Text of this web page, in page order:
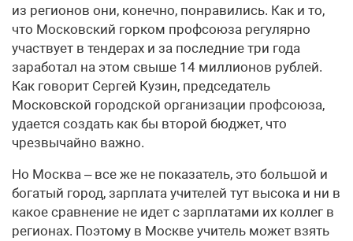
из регионов они, конечно, понравились. Как и то,
что Московский горком профсоюза регулярно
участвует в тендерах и за последние три года
заработал на этом свыше 14 миллионов рублей.
Как говорит Сергей Кузин, председатель
Московской городской организации профсоюза,
удается создать как бы второй бюджет, что
чрезвычайно важно.
Но Москва – все же не показатель, это большой и
богатый город, зарплата учителей тут высока и ни в
какое сравнение не идет с зарплатами их коллег в
регионах. Поэтому в Москве учитель может взять